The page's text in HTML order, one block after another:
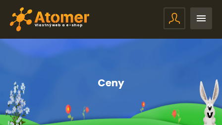
Vlastný web a e-shop
Ceny